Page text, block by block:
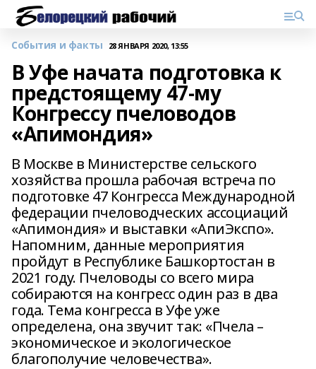
События и факты 28 ЯНВАРЯ 2020, 13:55
В Уфе начата подготовка к
предстоящему 47-му
Конгрессу пчеловодов
«Апимондия»
В Москве в Министерстве сельского
хозяйства прошла рабочая встреча по
подготовке 47 Конгресса Международной
федерации пчеловодческих ассоциаций
«Апимондия» и выставки «АпиЭкспо».
Напомним, данные мероприятия
пройдут в Республике Башкортостан в
2021 году. Пчеловоды со всего мира
собираются на конгресс один раз в два
года. Тема конгресса в Уфе уже
определена, она звучит так: «Пчела –
экономическое и экологическое
благополучие человечества».